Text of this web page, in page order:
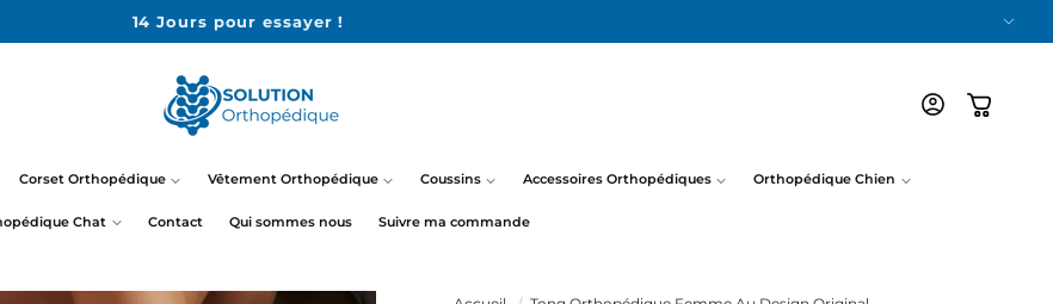
14 Jours pour essayer !
Corset Orthopédique Vêtement Orthopédique Coussins Accessoires Orthopédiques Orthopédique Chien
Chat Contact Qui sommes nous Suivre ma commande
ConnexionPanier